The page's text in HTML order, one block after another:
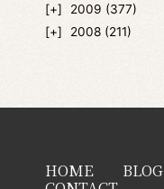
2009 (377)
2008 (211)
HOME BLOG